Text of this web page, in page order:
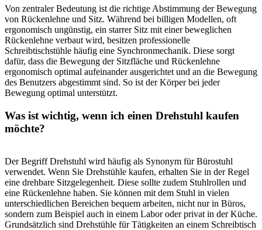
Von zentraler Bedeutung ist die richtige Abstimmung der Bewegung
von Rückenlehne und Sitz. Während bei billigen Modellen, oft
ergonomisch ungünstig, ein starrer Sitz mit einer beweglichen
Rückenlehne verbaut wird, besitzen professionelle
Schreibtischstühle häufig eine Synchronmechanik. Diese sorgt
dafür, dass die Bewegung der Sitzfläche und Rückenlehne
ergonomisch optimal aufeinander ausgerichtet und an die Bewegung
des Benutzers abgestimmt sind. So ist der Körper bei jeder
Bewegung optimal unterstützt.
Was ist wichtig, wenn ich einen Drehstuhl kaufen
möchte?
Der Begriff Drehstuhl wird häufig als Synonym für Bürostuhl
verwendet. Wenn Sie Drehstühle kaufen, erhalten Sie in der Regel
eine drehbare Sitzgelegenheit. Diese sollte zudem Stuhlrollen und
eine Rückenlehne haben. Sie können mit dem Stuhl in vielen
unterschiedlichen Bereichen bequem arbeiten, nicht nur in Büros,
sondern zum Beispiel auch in einem Labor oder privat in der Küche.
Grundsätzlich sind Drehstühle für Tätigkeiten an einem Schreibtisch